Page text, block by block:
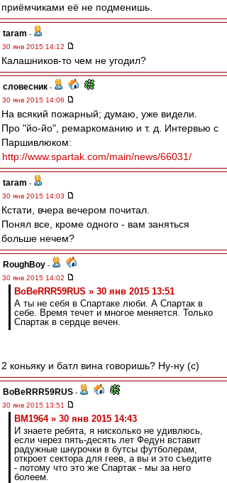
приёмчиками её не подменишь.
taram -
30 янв 2015 14:12
Калашников-то чем не угодил?
словесник -
30 янв 2015 14:06
На всякий пожарный; думаю, уже видели.
Про "йо-йо", ремаркоманию и т. д. Интервью с
Паршивлюком:
http://www.spartak.com/main/news/66031/
taram -
30 янв 2015 14:03
Кстати, вчера вечером почитал.
Понял все, кроме одного - вам заняться
больше нечем?
RoughBoy -
30 янв 2015 14:02
BoBeRRR59RUS » 30 янв 2015 13:51
А ты не себя в Спартаке люби. А Спартак в
себе. Время течет и многое меняется. Только
Спартак в сердце вечен.
2 коньяку и батл вина говоришь? Ну-ну (с)
BoBeRRR59RUS -
30 янв 2015 13:51
BM1964 » 30 янв 2015 14:43
И знаете ребята, я нисколько не удивлюсь,
если через пять-десять лет Федун вставит
радужные шнурочки в бутсы футболерам,
откроет сектора для геев, а вы и это съедите
- потому что это же Спартак - мы за него
болеем.